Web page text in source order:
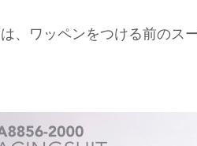
、ワッペンをつける前のス